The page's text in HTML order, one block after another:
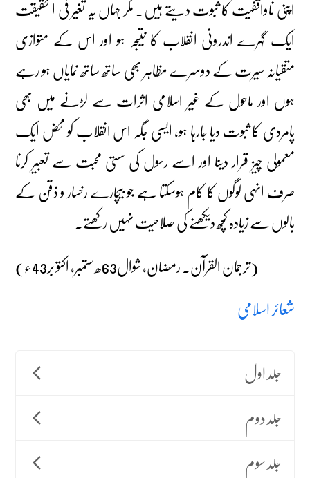
اپنی ناواقفیت کا ثبوت دیتے ہیں۔ مگر جہاں یہ تغیر فی الحقیقت
ایک گہرے اندرونی انقلاب کا نتیجہ ہو اور اس کے متوازی
متقیانہ سیرت کے دوسرے مظاہر بھی ساتھ ساتھ نمایاں ہو رہے
ہوں اور ماحول کے غیر اسلامی اثرات سے لڑنے میں بھی
پامردی کا ثبوت دیا جارہا ہو، ایسی جگہ اس انقلاب کو محض ایک
معمولی چیز قرار دینا اور اسے رسول کی سستی محبت سے تعبیر کرنا
صرف انہی لوگوں کا کام ہوسکتا ہے جو بیچارے رخسار و ذقن کے
بالوں سے زیادہ کچھ دیکھنے کی صلاحیت نہیں رکھتے۔
(ترجمان القرآن۔ رمضان، شوال63ھ ستمبر، اکتو بر43ء)
شعائر اسلامی
جلد اول
جلد دوم
جلد سوم